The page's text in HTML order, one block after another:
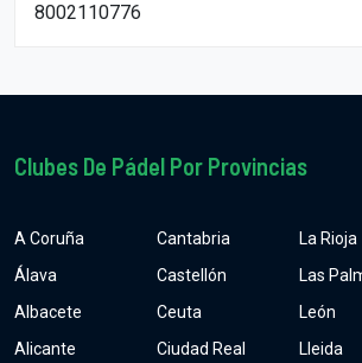
8002110776
Clubes De Pádel Por Provincias
A Coruña
Álava
Albacete
Alicante
Cantabria
Castellón
Ceuta
Ciudad Real
La Rioja
Las
León
Lleida